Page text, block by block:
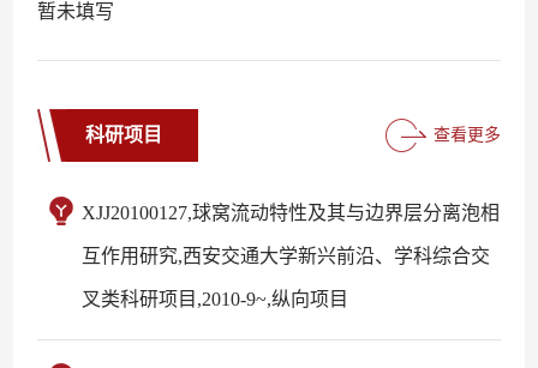
暂未填写
科研项目 查看更多
XJJ20100127,球窝流动特性及其与边界层分离泡相
互作用研究,西安交通大学新兴前沿、学科综合交
叉类科研项目,2010-9~,纵向项目